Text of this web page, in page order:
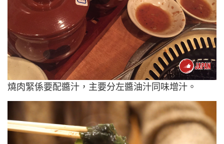
燒肉緊係要配醬汁，主要分左醬油汁同味增汁。